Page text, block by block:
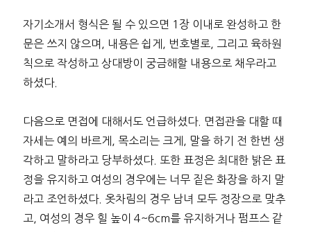
자기소개서 형식은 될 수 있으면 1장 이내로 완성하고 한
문은 쓰지 않으며, 내용은 쉽게, 번호별로, 그리고 육하원
칙으로 작성하고 상대방이 궁금해할 내용으로 채우라고
하셨다.
다음으로 면접에 대해서도 언급하셨다. 면접관을 대할 때
자세는 예의 바르게, 목소리는 크게, 말을 하기 전 한번 생
각하고 말하라고 당부하셨다. 또한 표정은 최대한 밝은 표
정을 유지하고 여성의 경우에는 너무 짙은 화장을 하지 말
라고 조언하셨다. 옷차림의 경우 남녀 모두 정장으로 맞추
고, 여성의 경우 힐 높이 4~6cm를 유지하거나 펌프스 같